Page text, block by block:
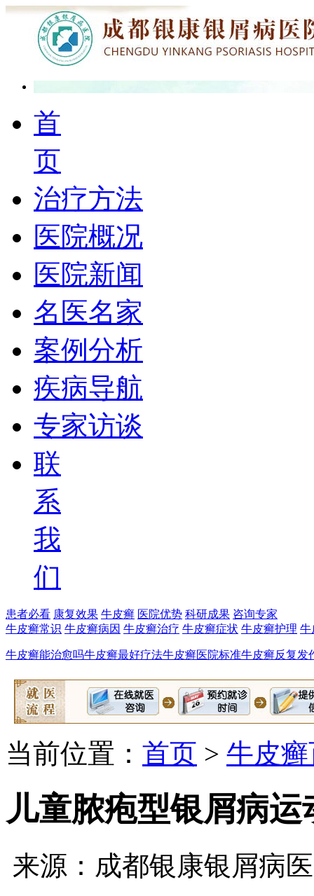
首
页
治疗方法
医院概况
医院新闻
名医名家
案例分析
疾病导航
专家访谈
联
系
我
们
患者必看 康复效果 牛皮癣 医院优势 科研成果 咨询专家
牛皮癣常识 牛皮癣病因 牛皮癣治疗 牛皮癣症状 牛皮癣护理 牛
牛皮癣能治愈吗牛皮癣最好疗法牛皮癣医院标准牛皮癣反复发
当前位置： 首页 > 牛皮
儿童脓疱型银屑病
来源：成都银康银屑病